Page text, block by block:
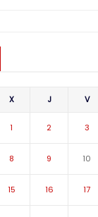
X J V
1 2 3
8 9 10
15 16 17